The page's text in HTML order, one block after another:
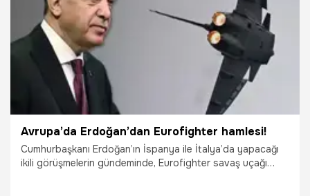
28.07.2024 Gündem
Avrupa’da Erdoğan’dan Eurofighter hamlesi!
Cumhurbaşkanı Erdoğan’ın İspanya ile İtalya’da yapacağı
ikili görüşmelerin gündeminde, Eurofighter savaş uçağı